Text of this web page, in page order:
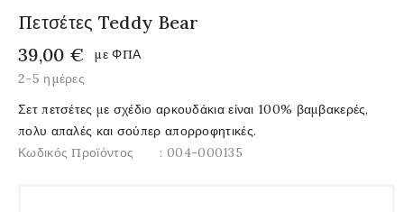
Πετσέτες Teddy Bear
39,00 €
με ΦΠΑ
2-5 ημέρες
Σετ πετσέτες με σχέδιο αρκουδάκια είναι 100% βαμβακερές,
πολυ απαλές και σούπερ απορροφητικές.
Κωδικός Προϊόντος
: 004-000135